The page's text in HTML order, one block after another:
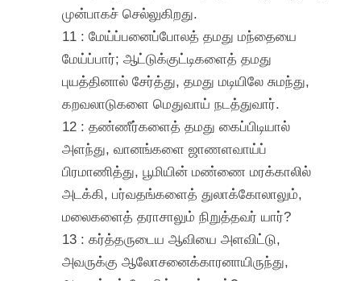
முன்பாகச் செல்லுகிறது.
11 : மேய்ப்பனைப்போலத் தமது மந்தையை
மேய்ப்பார்; ஆட்டுக்குட்டிகளைத் தமது
புயத்தினால் சேர்த்து, தமது மடியிலே சுமந்து,
கறவலாடுகளை மெதுவாய் நடத்துவார்.
12 : தண்ணீர்களைத் தமது கைப்பிடியால்
அளந்து, வானங்களை ஜாணளவாய்ப்
பிரமாணித்து, பூமியின் மண்ணை மரக்காலில்
அடக்கி, பர்வதங்களைத் துலாக்கோலாலும்,
மலைகளைத் தராசாலும் நிறுத்தவர் யார்?
13 : கர்த்தருடைய ஆவியை அளவிட்டு,
அவருக்கு ஆலோசனைக்காரனாயிருந்து,